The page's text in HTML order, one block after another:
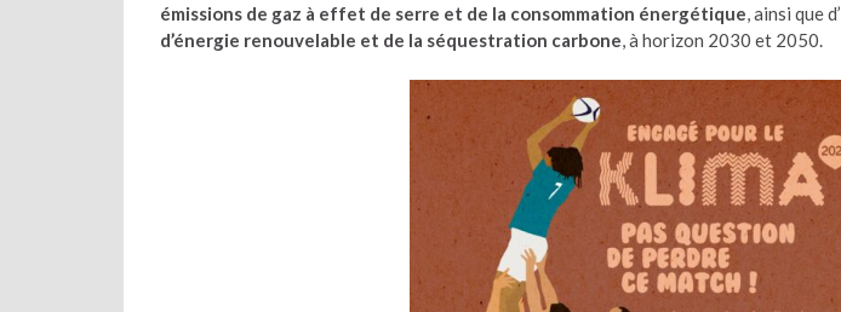
émissions de gaz à effet de serre et de la consommation énergétique , ainsi que d’
d’énergie renouvelable et de la séquestration carbone , à horizon 2030 et 2050.